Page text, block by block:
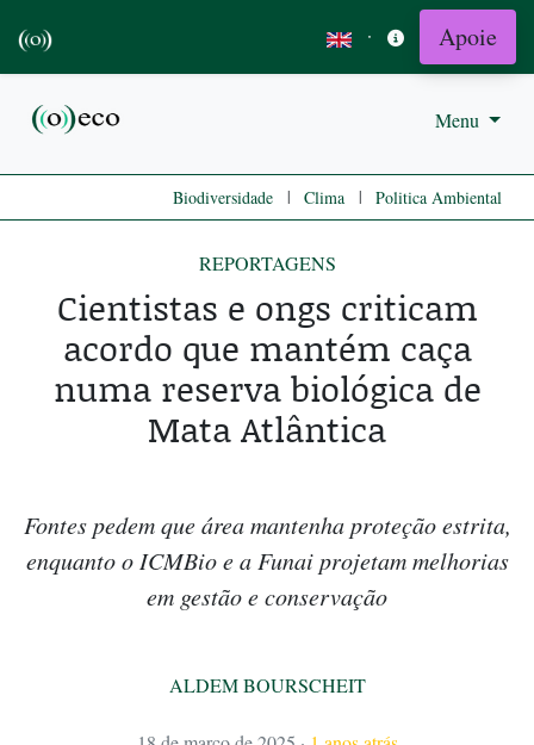
· Apoie
Menu
Biodiversidade | Clima | Politica Ambiental
REPORTAGENS
Cientistas e ongs criticam
acordo que mantém caça
numa reserva biológica de
Mata Atlântica
Fontes pedem que área mantenha proteção estrita,
enquanto o ICMBio e a Funai projetam melhorias
em gestão e conservação
ALDEM BOURSCHEIT